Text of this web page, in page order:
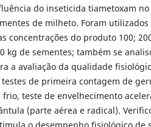
do inseticida tiametoxam
de milheto. Foram
concentrações do produto 100;
kg de sementes; também se
a avaliação da qualidade
testes de primeira contagem de
frio, teste de envelhecimento
(parte aérea e radical).